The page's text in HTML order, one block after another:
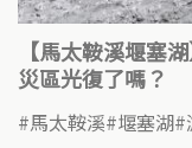
【馬太鞍溪堰塞
災區光復了嗎？
馬太鞍溪 堰塞湖